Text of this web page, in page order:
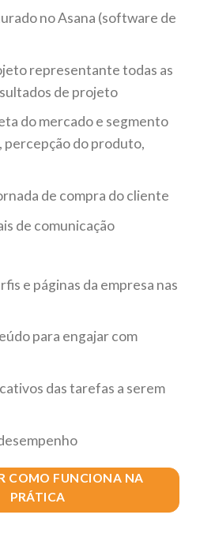
no Asana (software de
representante todas as
de projeto
do mercado e segmento
percepção do produto,
de compra do cliente
de comunicação
e páginas da empresa nas
para engajar com
das tarefas a serem
COMO FUNCIONA NA
PRÁTICA